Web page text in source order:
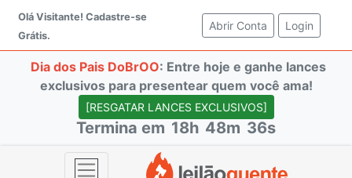
Olá Visitante! Cadastre-se
Grátis.
Abrir Conta (current)
Login
Dia dos Pais DoBrOO: Entre hoje e ganhe lances
exclusivos para presentear quem você ama!
[RESGATAR LANCES EXCLUSIVOS]
Termina em 18h 48m 36s